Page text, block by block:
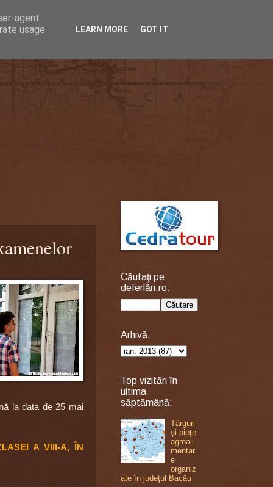
la data de 25 mai
A VIII-A, ÎN
Căutaţi pe
deferlări.ro:
Arhivă:
Top vizitări în
ultima
săptămână:
Târguri
şi pieţe
agroali
mentar
e
organiz
ate în judeţul Bacău
agent
usage
LEARN MORE GOT IT